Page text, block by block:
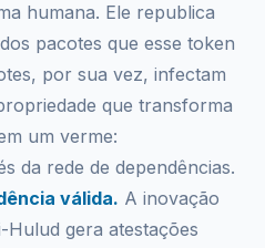
humana. Ele republica
pacotes que esse token
por sua vez, infectam
que transforma
um verme:
da rede de dependências.
válida. A inovação
Hulud gera atestações